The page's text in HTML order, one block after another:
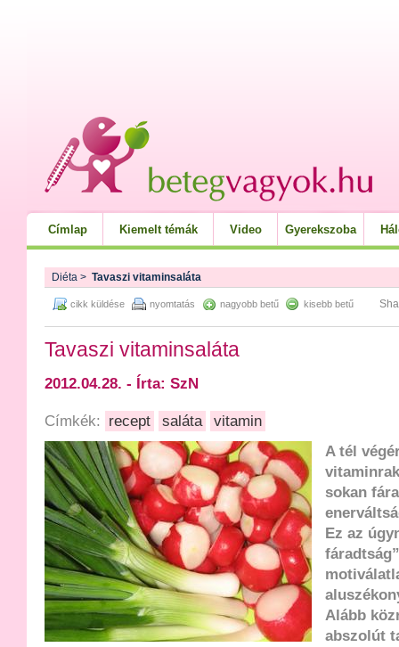
Címlap Kiemelt témák Video Gyerekszoba
Diéta > Tavaszi vitaminsaláta
cikk küldése nyomtatás nagyobb betű kisebb betű
Tavaszi vitaminsaláta
2012.04.28. - Írta: SzN
Címkék: recept saláta
vitamin
A tél
sokan
Ez az
Alább
abszolút